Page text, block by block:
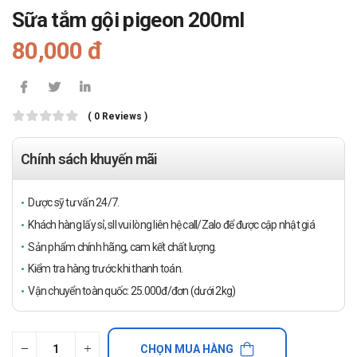
Sữa tắm gội pigeon 200ml
80,000 đ
( 0 Reviews )
Chính sách khuyến mãi
Dược sỹ tư vấn 24/7.
Khách hàng lấy sỉ, sll vui lòng liên hệ call/Zalo để được cập nhật giá
Sản phẩm chính hãng, cam kết chất lượng.
Kiểm tra hàng trước khi thanh toán.
Vận chuyển toàn quốc: 25.000đ/đơn (dưới 2kg)
CHỌN MUA HÀNG